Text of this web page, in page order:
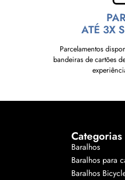
ATÉ 3X
Parcelamentos
bandeiras de cartões
Categorias
Baralhos
Baralhos para
Baralhos